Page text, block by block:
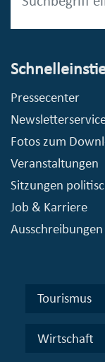
Pressecenter
Fotos zum
Veranstaltungen
Sitzungen
Job & Karriere
Ausschreibungen
Tourismus
Wirtschaft